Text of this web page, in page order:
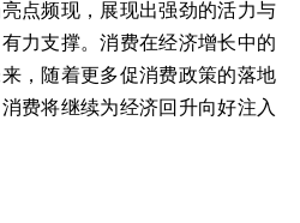
点频现，展现出强劲的活力与
力支撑。消费在经济增长中的
，随着更多促消费政策的落地
费将继续为经济回升向好注入